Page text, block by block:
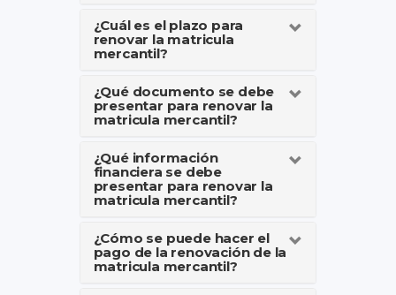
¿Cuál es el plazo para
renovar la matricula
mercantil?
¿Qué documento se debe
presentar para renovar la
matricula mercantil?
¿Qué información
financiera se debe
presentar para renovar la
matricula mercantil?
¿Cómo se puede hacer el
pago de la renovación de la
matricula mercantil?